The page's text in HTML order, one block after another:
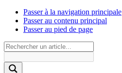
Passer à la navigation principale
Passer au contenu principal
Passer au pied de page